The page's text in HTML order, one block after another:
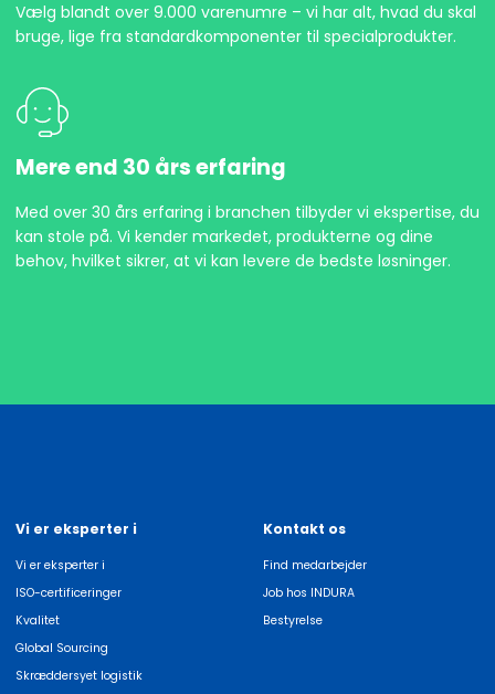
Vælg blandt over 9.000 varenumre – vi har alt, hvad du skal
bruge, lige fra standardkomponenter til specialprodukter.
Mere end 30 års erfaring
Med over 30 års erfaring i branchen tilbyder vi ekspertise, du
kan stole på. Vi kender markedet, produkterne og dine
behov, hvilket sikrer, at vi kan levere de bedste løsninger.
Vi er eksperter i
Vi er eksperter i
ISO-certificeringer
Kvalitet
Global Sourcing
Skræddersyet logistik
Kontakt os
Find medarbejder
Job hos INDURA
Bestyrelse